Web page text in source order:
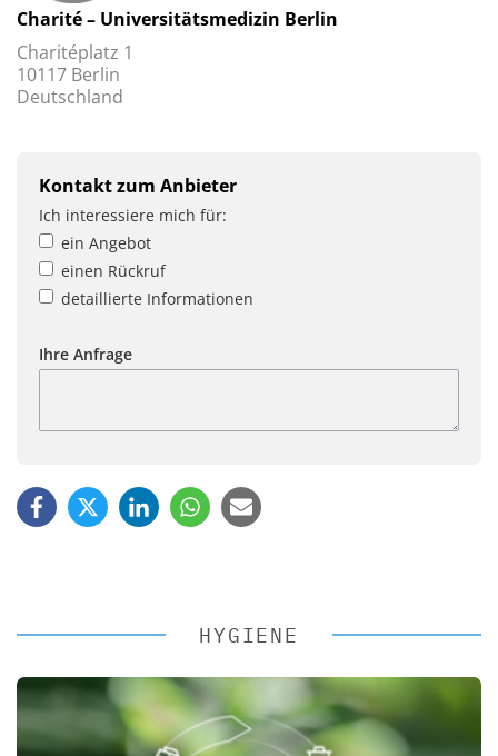
Charité – Universitätsmedizin Berlin
Charitéplatz 1
10117 Berlin
Deutschland
Kontakt zum Anbieter
Ich interessiere mich für:
ein Angebot
einen Rückruf
detaillierte Informationen
Ihre Anfrage
HYGIENE